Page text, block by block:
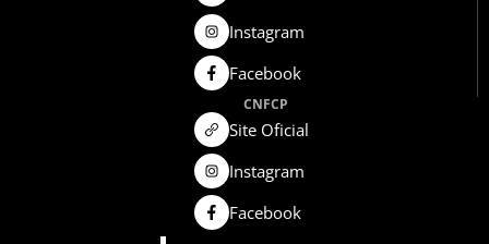
Instagram
Facebook
CNFCP
Site Oficial
Instagram
Facebook